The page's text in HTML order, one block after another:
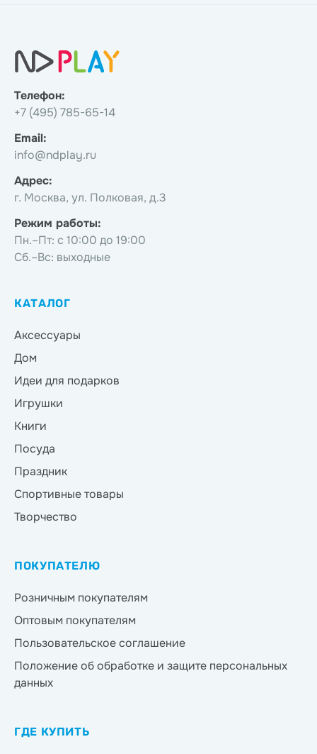
Телефон:
+7 (495) 785-65-14
Email:
info@ndplay.ru
Адрес:
г. Москва, ул. Полковая, д.3
Режим работы:
Пн.–Пт: с 10:00 до 19:00
Сб.–Вс: выходные
КАТАЛОГ
Аксессуары
Дом
Идеи для подарков
Игрушки
Книги
Посуда
Праздник
Спортивные товары
Творчество
ПОКУПАТЕЛЮ
Розничным покупателям
Оптовым покупателям
Пользовательское соглашение
Положение об обработке и защите персональных
данных
ГДЕ КУПИТЬ